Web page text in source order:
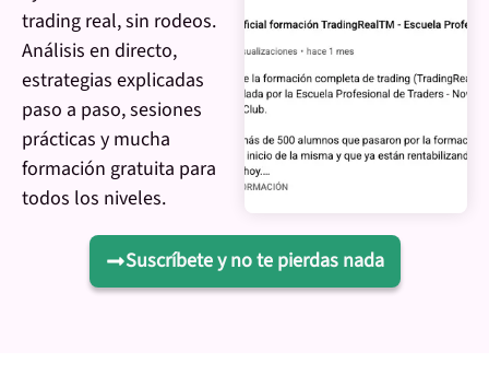
trading real, sin rodeos.
Análisis en directo,
estrategias explicadas
paso a paso, sesiones
prácticas y mucha
formación gratuita para
todos los niveles.
Suscríbete y no te pierdas nada